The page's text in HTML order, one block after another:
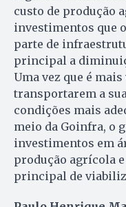
custo de produção
investimentos que
parte de
principal a
Uma vez que é
transportarem a
condições mais
meio da Goinfra, o
investimentos em
produção agrícola
principal de